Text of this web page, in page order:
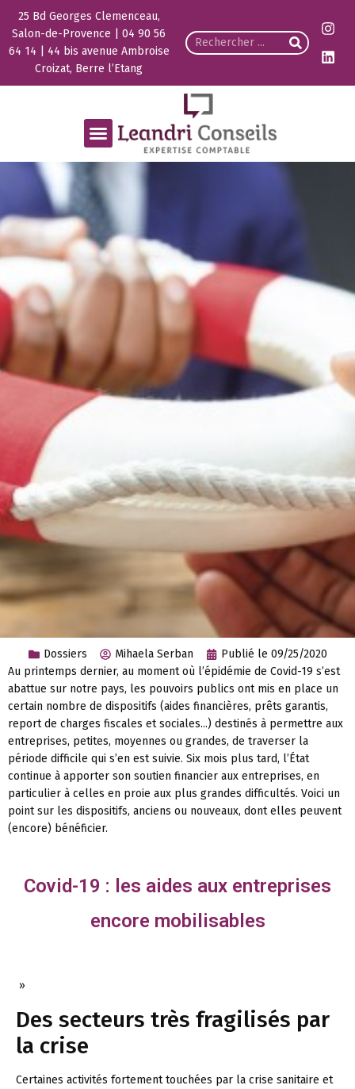
25 Bd Georges Clemenceau,
Salon-de-Provence | 04 90 56
64 14 | 44 bis avenue Ambroise
Croizat, Berre l’Etang
Dossiers Mihaela Serban Publié le 09/25/2020
Au printemps dernier, au moment où l’épidémie de Covid-19 s’est
abattue sur notre pays, les pouvoirs publics ont mis en place un
certain nombre de dispositifs (aides financières, prêts garantis,
report de charges fiscales et sociales...) destinés à permettre aux
entreprises, petites, moyennes ou grandes, de traverser la
période difficile qui s’en est suivie. Six mois plus tard, l’État
continue à apporter son soutien financier aux entreprises, en
particulier à celles en proie aux plus grandes difficultés. Voici un
point sur les dispositifs, anciens ou nouveaux, dont elles peuvent
(encore) bénéficier.
Covid-19 : les aides aux entreprises
encore mobilisables
»
Des secteurs très fragilisés par
la crise
Certaines activités fortement touchées par la crise sanitaire et